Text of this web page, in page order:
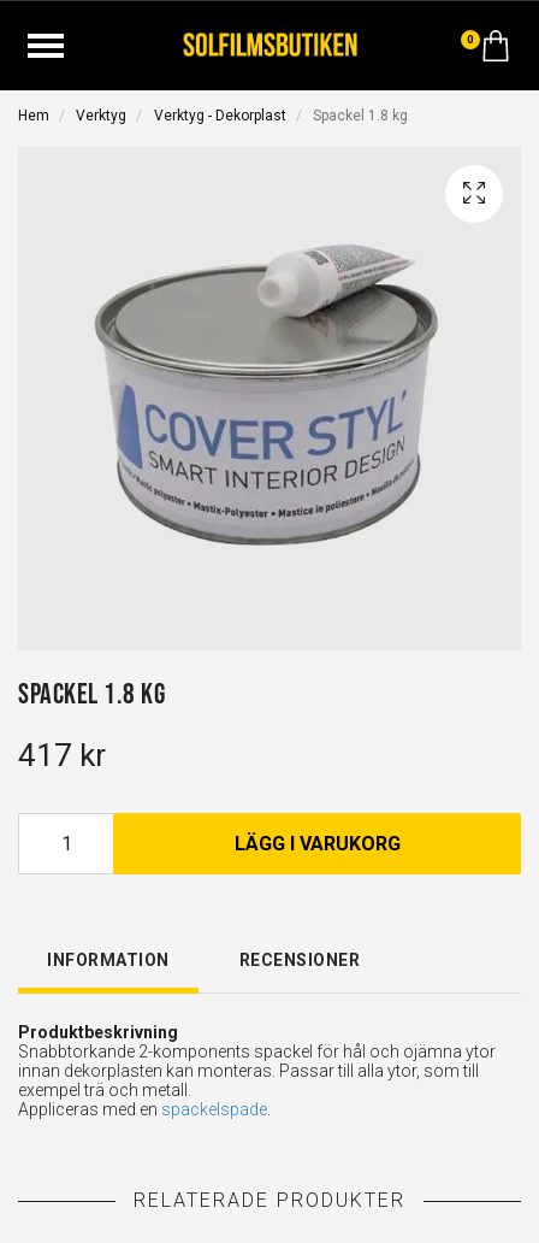
0
Hem Verktyg Verktyg - Dekorplast Spackel 1.8 kg
Spackel 1.8 kg
417 kr
LÄGG I VARUKORG
INFORMATION RECENSIONER
Produktbeskrivning
Snabbtorkande 2-komponents spackel för hål och ojämna ytor
innan dekorplasten kan monteras. Passar till alla ytor, som till
exempel trä och metall.
Appliceras med en spackelspade